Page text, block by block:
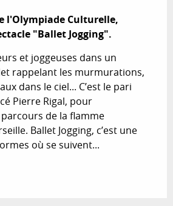
l'Olympiade Culturelle,
"Ballet Jogging".
et joggeuses dans un
rappelant les murmurations,
dans le ciel... C’est le pari
Pierre Rigal, pour
de la flamme
Ballet Jogging, c’est une
où se suivent...